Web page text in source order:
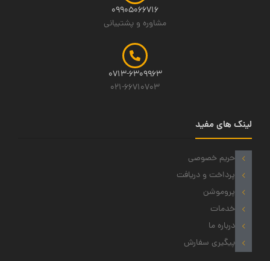
09905066716
مشاوره و پشتیبانی
0713-6309963
021-66710703
لینک های مفید
حریم خصوصی
پرداخت و دریافت
پروموشن
خدمات
درباره ما
پیگیری سفارش